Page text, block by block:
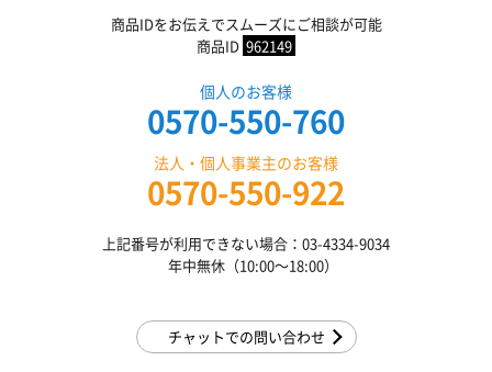
商品IDをお伝えでスムーズにご相談が可能
商品ID 962149
個人のお客様
0570-550-760
法人・個人事業主のお客様
0570-550-922
上記番号が利用できない場合：03-4334-9034
年中無休（10:00〜18:00）
チャットでの問い合わせ